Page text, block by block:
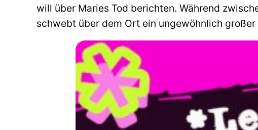
will über Maries Tod berichten. Während
schwebt über dem Ort ein ungewöhnlich